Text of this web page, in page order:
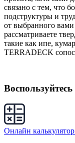
связано с тем, что
подструктуры и
от выбранного
рассматриваете
такие как ипе,
TERRADECK
Онлайн